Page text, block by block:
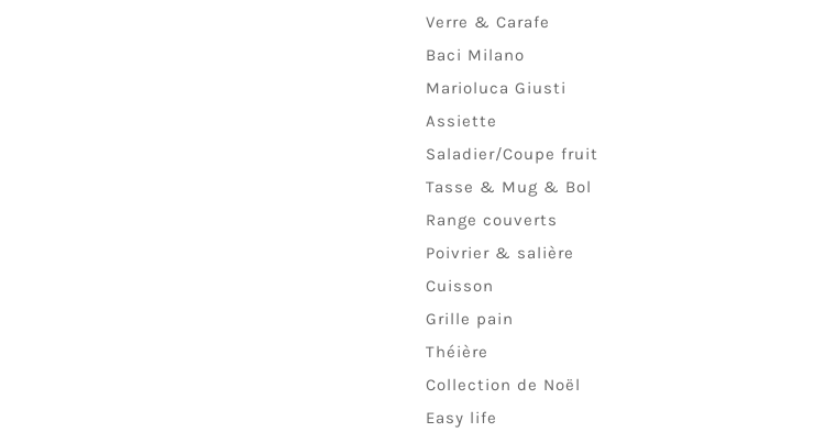
Verre & Carafe
Baci Milano
Marioluca Giusti
Assiette
Saladier/Coupe fruit
Tasse & Mug & Bol
Range couverts
Poivrier & salière
Cuisson
Grille pain
Théière
Collection de Noël
Easy life